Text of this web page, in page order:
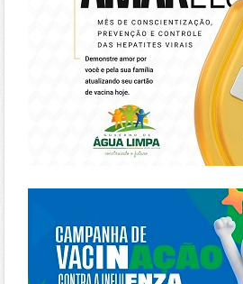
https://piracanjuba.go.gov.br/